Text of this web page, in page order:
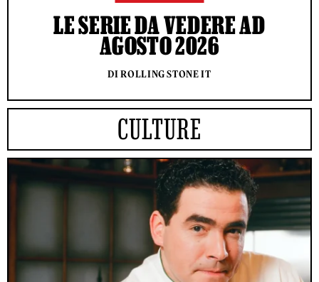
LE SERIE DA VEDERE AD
AGOSTO 2026
DI ROLLING STONE IT
CULTURE